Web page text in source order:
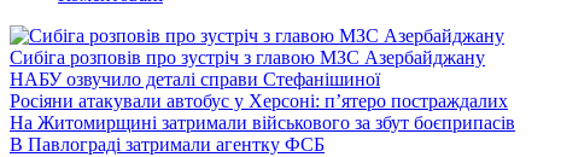
Сибіга розповів про зустріч з главою МЗС Азербайджану
НАБУ озвучило деталі справи Стефанішиної
Росіяни атакували автобус у Херсоні: п’ятеро постраждалих
На Житомирщині затримали військового за збут боєприпасів
В Павлограді затримали агентку ФСБ